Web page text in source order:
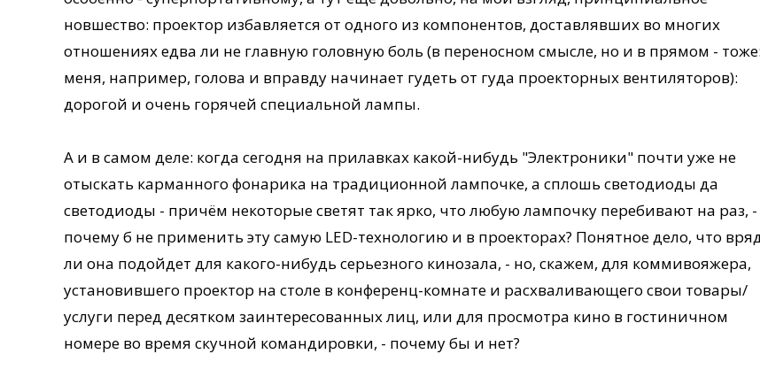
новшество: проектор избавляется от одного из компонентов, доставлявших во многих
отношениях едва ли не главную головную боль (в переносном смысле, но и в прямом -
меня, например, голова и вправду начинает гудеть от гуда проекторных вентиляторов):
дорогой и очень горячей специальной лампы.
А и в самом деле: когда сегодня на прилавках какой-нибудь "Электроники" почти уже не
отыскать карманного фонарика на традиционной лампочке, а сплошь светодиоды да
светодиоды - причём некоторые светят так ярко, что любую лампочку перебивают на раз, -
почему б не применить эту самую LED-технологию и в проекторах? Понятное дело, что
ли она подойдет для какого-нибудь серьезного кинозала, - но, скажем, для коммивояжера,
установившего проектор на столе в конференц-комнате и расхваливающего свои товары/
услуги перед десятком заинтересованных лиц, или для просмотра кино в гостиничном
номере во время скучной командировки, - почему бы и нет?